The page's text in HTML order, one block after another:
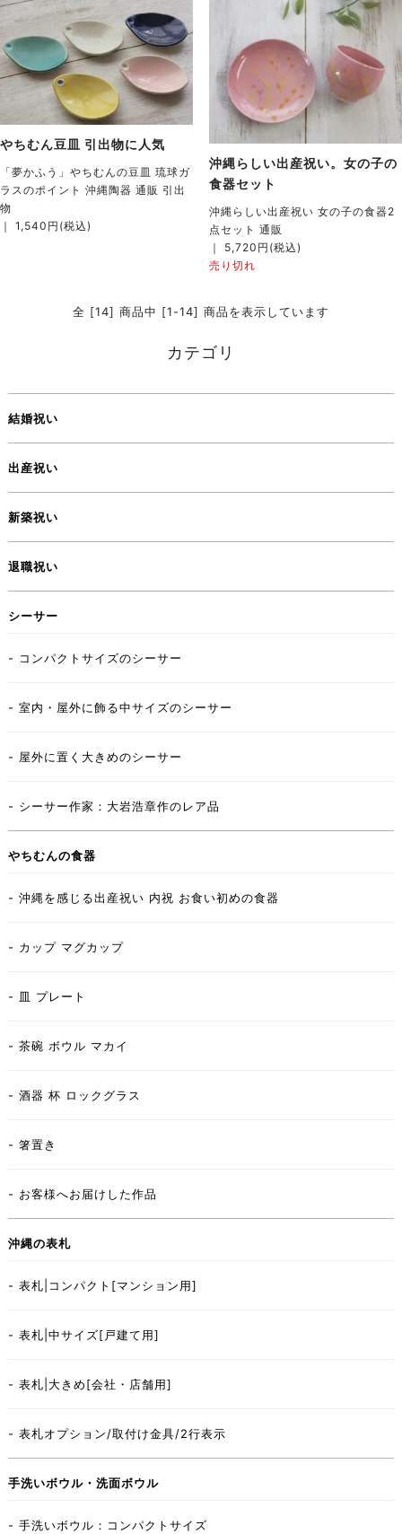
やちむん豆皿 引出物に人気
「夢かふう」やちむんの豆皿 琉球ガ
ラスのポイント 沖縄陶器 通販 引出
物
｜ 1,540円(税込)
沖縄らしい出産祝い。女の子の
食器セット
沖縄らしい出産祝い 女の子の食器2
点セット 通販
｜ 5,720円(税込)
売り切れ
全 [14] 商品中 [1-14] 商品を表示しています
カテゴリ
結婚祝い
出産祝い
新築祝い
退職祝い
シーサー
- コンパクトサイズのシーサー
- 室内・屋外に飾る中サイズのシーサー
- 屋外に置く大きめのシーサー
- シーサー作家：大岩浩章作のレア品
やちむんの食器
- 沖縄を感じる出産祝い 内祝 お食い初めの食器
- カップ マグカップ
- 皿 プレート
- 茶碗 ボウル マカイ
- 酒器 杯 ロックグラス
- 箸置き
- お客様へお届けした作品
沖縄の表札
- 表札|コンパクト[マンション用]
- 表札|中サイズ[戸建て用]
- 表札|大きめ[会社・店舗用]
- 表札オプション/取付け金具/2行表示
手洗いボウル・洗面ボウル
- 手洗いボウル：コンパクトサイズ